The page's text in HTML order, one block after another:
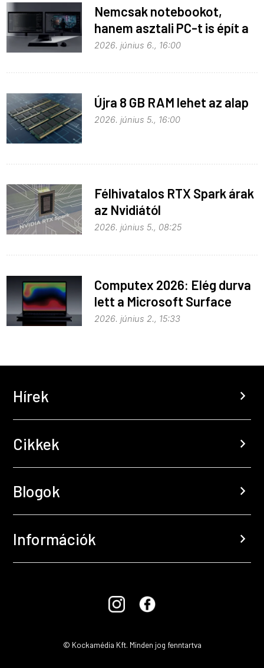
Nemcsak notebookot,
hanem asztali PC-t is épít a
Microsoft az RTX Spark köré
2026. június 6., 16:00
Újra 8 GB RAM lehet az alap
2026. június 5., 16:00
Félhivatalos RTX Spark árak
az Nvidiától
2026. június 5., 08:25
Computex 2026: Elég durva
lett a Microsoft Surface
Laptop Ultra
2026. június 2., 15:33
Hírek chevron_right
Cikkek chevron_right
Blogok chevron_right
Információk chevron_right
© Kockamédia Kft. Minden jog fenntartva